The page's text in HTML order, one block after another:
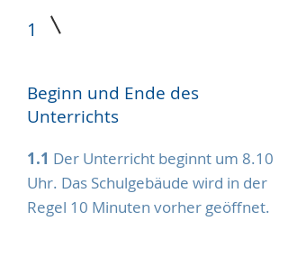
1
Beginn und Ende des
Unterrichts
1.1 Der Unterricht beginnt um 8.10
Uhr. Das Schulgebäude wird in der
Regel 10 Minuten vorher geöffnet.